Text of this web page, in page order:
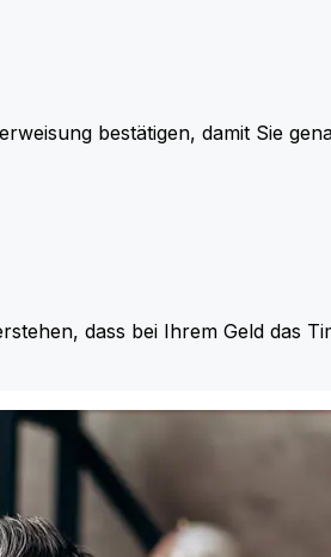
bestätigen, damit Sie
dass bei Ihrem Geld das